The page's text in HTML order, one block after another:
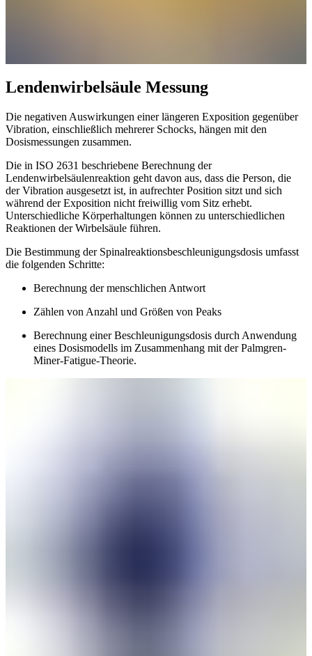
Lendenwirbelsäule Messung
Die negativen Auswirkungen einer längeren Exposition gegenüber
Vibration, einschließlich mehrerer Schocks, hängen mit den
Dosismessungen zusammen.
Die in ISO 2631 beschriebene Berechnung der
Lendenwirbelsäulenreaktion geht davon aus, dass die Person, die
der Vibration ausgesetzt ist, in aufrechter Position sitzt und sich
während der Exposition nicht freiwillig vom Sitz erhebt.
Unterschiedliche Körperhaltungen können zu unterschiedlichen
Reaktionen der Wirbelsäule führen.
Die Bestimmung der Spinalreaktionsbeschleunigungsdosis umfasst
die folgenden Schritte:
Berechnung der menschlichen Antwort
Zählen von Anzahl und Größen von Peaks
Berechnung einer Beschleunigungsdosis durch Anwendung
eines Dosismodells im Zusammenhang mit der Palmgren-
Miner-Fatigue-Theorie.